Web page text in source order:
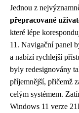
Jednou z
přepracované
které lépe
11. Navigační panel
a nabízí rychlejší
byly redesignovány
příjemnější, přičemž
celým systémem.
Windows 11 verze